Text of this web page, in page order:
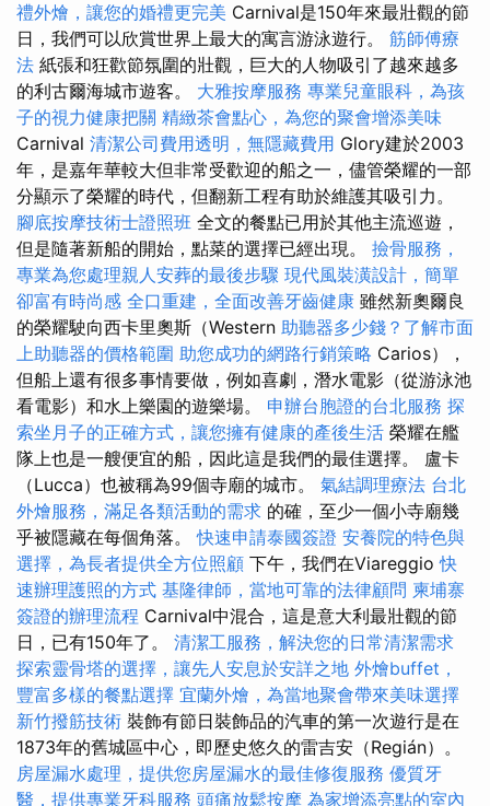
禮外燴，讓您的婚禮更完美 Carnival是150年來最壯觀的節
日，我們可以欣賞世界上最大的寓言游泳遊行。 筋師傅療
法 紙張和狂歡節氛圍的壯觀，巨大的人物吸引了越來越多
的利古爾海城市遊客。 大雅按摩服務 專業兒童眼科，為孩
子的視力健康把關 精緻茶會點心，為您的聚會增添美味
Carnival 清潔公司費用透明，無隱藏費用 Glory建於2003
年，是嘉年華較大但非常受歡迎的船之一，儘管榮耀的一部
分顯示了榮耀的時代，但翻新工程有助於維護其吸引力。
腳底按摩技術士證照班 全文的餐點已用於其他主流巡遊，
但是隨著新船的開始，點菜的選擇已經出現。 撿骨服務，
專業為您處理親人安葬的最後步驟 現代風裝潢設計，簡單
卻富有時尚感 全口重建，全面改善牙齒健康 雖然新奧爾良
的榮耀駛向西卡里奧斯（Western 助聽器多少錢？了解市面
上助聽器的價格範圍 助您成功的網路行銷策略 Carios），
但船上還有很多事情要做，例如喜劇，潛水電影（從游泳池
看電影）和水上樂園的遊樂場。 申辦台胞證的台北服務 探
索坐月子的正確方式，讓您擁有健康的產後生活 榮耀在艦
隊上也是一艘便宜的船，因此這是我們的最佳選擇。 盧卡
（Lucca）也被稱為99個寺廟的城市。 氣結調理療法 台北
外燴服務，滿足各類活動的需求 的確，至少一個小寺廟幾
乎被隱藏在每個角落。快速申請泰國簽證 安養院的特色與
選擇，為長者提供全方位照顧 下午，我們在Viareggio快
速辦理護照的方式 基隆律師，當地可靠的法律顧問 柬埔寨
簽證的辦理流程 Carnival中混合，這是意大利最壯觀的節
日，已有150年了。 清潔工服務，解決您的日常清潔需求
探索靈骨塔的選擇，讓先人安息於安詳之地 外燴buffet，
豐富多樣的餐點選擇 宜蘭外燴，為當地聚會帶來美味選擇
新竹撥筋技術 裝飾有節日裝飾品的汽車的第一次遊行是在
1873年的舊城區中心，即歷史悠久的雷吉安（Regián）。
房屋漏水處理，提供您房屋漏水的最佳修復服務 優質牙
醫，提供專業牙科服務 頭痛放鬆按摩 為家增添亮點的室內